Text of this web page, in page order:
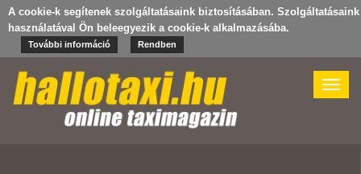
A cookie-k segítenek szolgáltatásaink biztosításában. Szolgáltatásaink
használatával Ön beleegyezik a cookie-k alkalmazásába.
További információ Rendben
Toggle